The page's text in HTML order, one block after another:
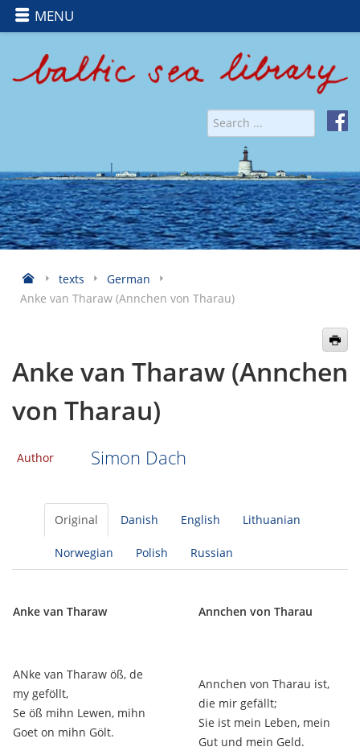
MENU
texts
German
Anke van Tharaw (Annchen von Tharau)
Anke van Tharaw (Annchen
von Tharau)
Author Simon Dach
Original Danish English Lithuanian
Norwegian Polish Russian
Anke van Tharaw Annchen von Tharau
ANke van Tharaw öß, de
my geföllt,
Se öß mihn Lewen, mihn
Goet on mihn Gölt.
Annchen von Tharau ist,
die mir gefällt;
Sie ist mein Leben, mein
Gut und mein Geld.